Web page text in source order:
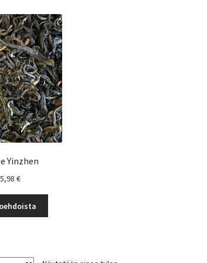
Yinzhen
€Hintaluokka:
-
15,98 €